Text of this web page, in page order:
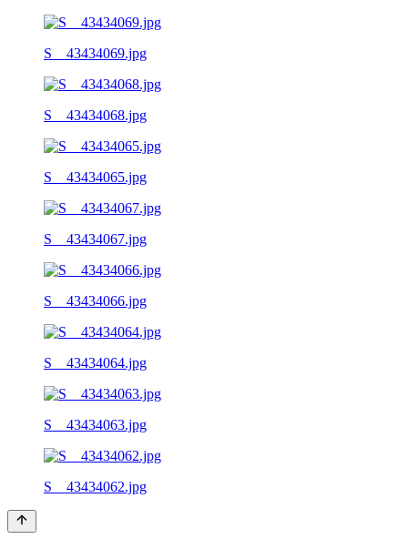
S__43434069.jpg
S__43434068.jpg
S__43434065.jpg
S__43434067.jpg
S__43434066.jpg
S__43434064.jpg
S__43434063.jpg
S__43434062.jpg